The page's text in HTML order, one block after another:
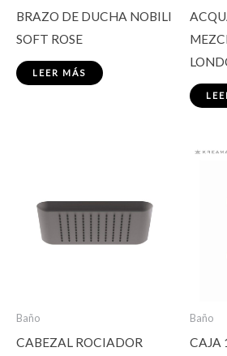
BRAZO DE DUCHA NOBILI
SOFT ROSE
LEER MÁS
Baño
CABEZAL ROCIADOR
Baño
CAJA